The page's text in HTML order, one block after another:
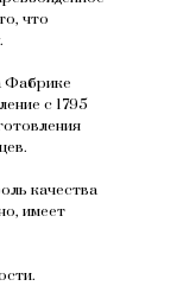
что
Фабрике
с 1795
качества
имеет